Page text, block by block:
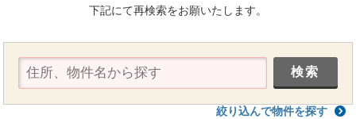
下記にて再検索をお願いたします。
絞り込んで物件を探す